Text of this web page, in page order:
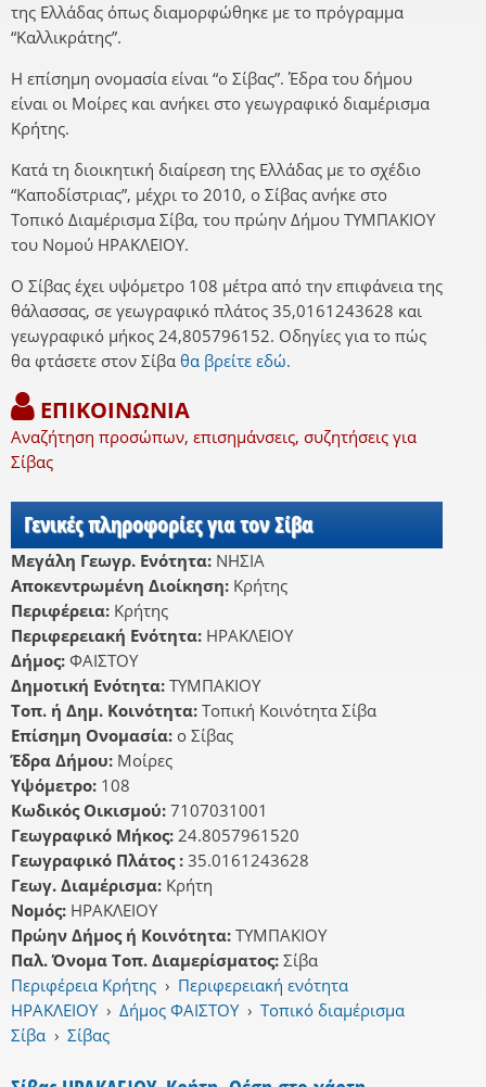
της Ελλάδας όπως διαμορφώθηκε με το πρόγραμμα
“Καλλικράτης”.
Η επίσημη ονομασία είναι “ο Σίβας”. Έδρα του δήμου
είναι οι Μοίρες και ανήκει στο γεωγραφικό διαμέρισμα
Κρήτης.
Κατά τη διοικητική διαίρεση της Ελλάδας με το σχέδιο
“Καποδίστριας”, μέχρι το 2010, ο Σίβας ανήκε στο
Τοπικό Διαμέρισμα Σίβα, του πρώην Δήμου ΤΥΜΠΑΚΙΟΥ
του Νομού ΗΡΑΚΛΕΙΟΥ.
Ο Σίβας έχει υψόμετρο 108 μέτρα από την επιφάνεια της
θάλασσας, σε γεωγραφικό πλάτος 35,0161243628 και
γεωγραφικό μήκος 24,805796152. Οδηγίες για το πώς
θα φτάσετε στον Σίβα θα βρείτε εδώ.
ΕΠΙΚΟΙΝΩΝΙΑ
Αναζήτηση προσώπων, επισημάνσεις, συζητήσεις για
Σίβας
Γενικές πληροφορίες για τον Σίβα
Μεγάλη Γεωγρ. Ενότητα: ΝΗΣΙΑ
Αποκεντρωμένη Διοίκηση: Κρήτης
Περιφέρεια: Κρήτης
Περιφερειακή Ενότητα: ΗΡΑΚΛΕΙΟΥ
Δήμος: ΦΑΙΣΤΟΥ
Δημοτική Ενότητα: ΤΥΜΠΑΚΙΟΥ
Τοπ. ή Δημ. Κοινότητα: Τοπική Κοινότητα Σίβα
Επίσημη Ονομασία: ο Σίβας
Έδρα Δήμου: Μοίρες
Υψόμετρο: 108
Κωδικός Οικισμού: 7107031001
Γεωγραφικό Μήκος: 24.8057961520
Γεωγραφικό Πλάτος : 35.0161243628
Γεωγ. Διαμέρισμα: Κρήτη
Νομός: ΗΡΑΚΛΕΙΟΥ
Πρώην Δήμος ή Κοινότητα: ΤΥΜΠΑΚΙΟΥ
Παλ. Όνομα Τοπ. Διαμερίσματος: Σίβα
Περιφέρεια Κρήτης › Περιφερειακή ενότητα
ΗΡΑΚΛΕΙΟΥ › Δήμος ΦΑΙΣΤΟΥ › Τοπικό διαμέρισμα
Σίβα › Σίβας